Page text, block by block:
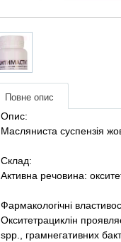
Повне опис
Опис:
Масляниста суспензія
Склад:
Активна речовина:
Фармакологічні
Окситетрациклін
spp., грамнегативних